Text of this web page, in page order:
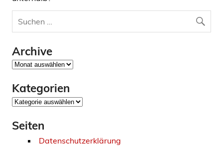
Archive
Archive
Kategorien
Kategorien
Seiten
Datenschutzerklärung